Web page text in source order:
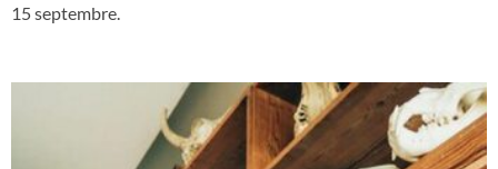
15 septembre.